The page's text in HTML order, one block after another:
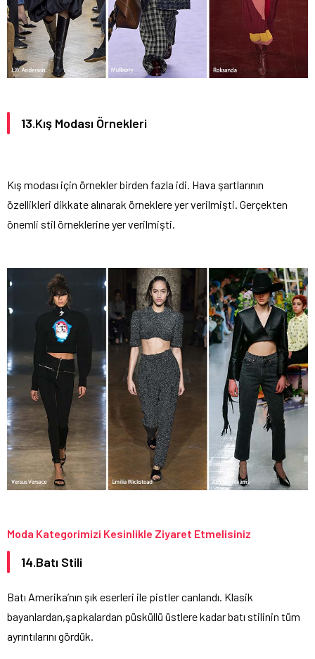
13.Kış Modası Örnekleri
Kış modası için örnekler birden fazla idi. Hava şartlarının
özellikleri dikkate alınarak örneklere yer verilmişti. Gerçekten
önemli stil örneklerine yer verilmişti.
Moda Kategorimizi Kesinlikle Ziyaret Etmelisiniz
14.Batı Stili
Batı Amerika’nın şık eserleri ile pistler canlandı. Klasik
bayanlardan,şapkalardan püsküllü üstlere kadar batı stilinin tüm
ayrıntılarını gördük.